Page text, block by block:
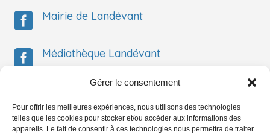
Gérer le consentement
Pour offrir les meilleures expériences, nous utilisons des technologies
telles que les cookies pour stocker et/ou accéder aux informations des
appareils. Le fait de consentir à ces technologies nous permettra de traiter
 Mairie de Landévant
 Médiathèque Landévant
Service Jeunesse